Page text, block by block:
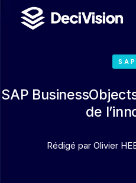
SAP
de
Rédigé par Olivier